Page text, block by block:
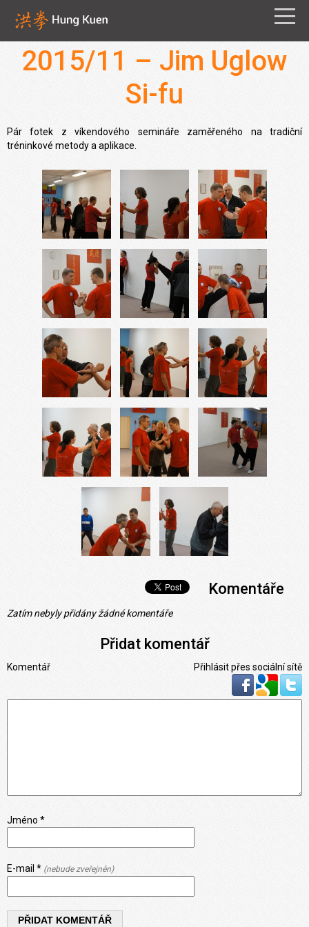
2015/11 – Jim Uglow
Si-fu
Pár fotek z víkendového semináře zaměřeného na tradiční
tréninkové metody a aplikace.
Komentáře
Zatím nebyly přidány žádné komentáře
Přidat komentář
Přihlásit přes sociální sítě
Komentář
Jméno *
E-mail * (nebude zveřejněn)